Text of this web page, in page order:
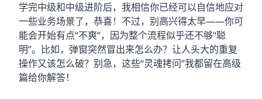
学完中级和中级进阶后，我相信你已经可以自信地应对
一些业务场景了，恭喜！不过，别高兴得太早——你可
能会开始有点“不爽”，因为整个流程似乎还不够“聪
明”。比如，弹窗突然冒出来怎么办？让人头大的重复
操作又该怎么破？别急，这些“灵魂拷问”我都留在高级
篇给你解答！